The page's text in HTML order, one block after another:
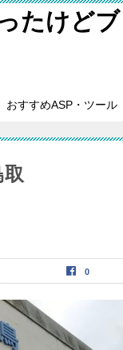
たけど
おすすめASP・ツール
0